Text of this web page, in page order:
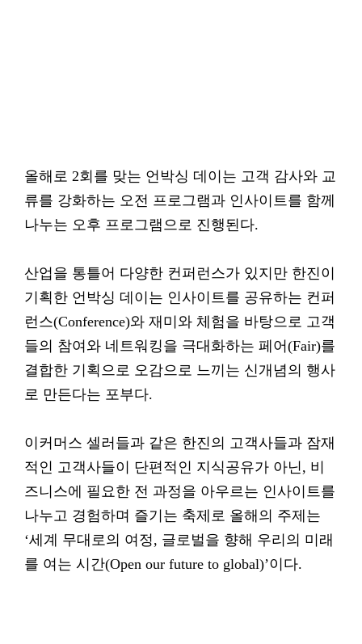
올해로 2회를 맞는 언박싱 데이는 고객 감사와 교
류를 강화하는 오전 프로그램과 인사이트를 함께
나누는 오후 프로그램으로 진행된다.
산업을 통틀어 다양한 컨퍼런스가 있지만 한진이
기획한 언박싱 데이는 인사이트를 공유하는 컨퍼
런스(Conference)와 재미와 체험을 바탕으로 고객
들의 참여와 네트워킹을 극대화하는 페어(Fair)를
결합한 기획으로 오감으로 느끼는 신개념의 행사
로 만든다는 포부다.
이커머스 셀러들과 같은 한진의 고객사들과 잠재
적인 고객사들이 단편적인 지식공유가 아닌, 비
즈니스에 필요한 전 과정을 아우르는 인사이트를
나누고 경험하며 즐기는 축제로 올해의 주제는
‘세계 무대로의 여정, 글로벌을 향해 우리의 미래
를 여는 시간(Open our future to global)’이다.